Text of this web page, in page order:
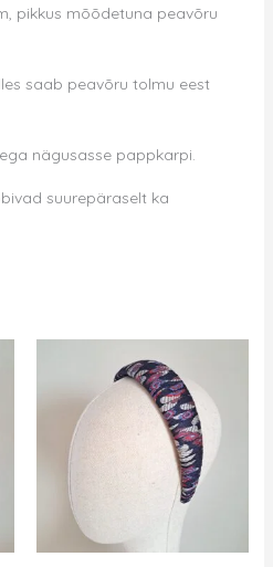
pikkus mõõdetuna peavõru
saab peavõru tolmu eest
nägusasse pappkarpi.
suurepäraselt ka